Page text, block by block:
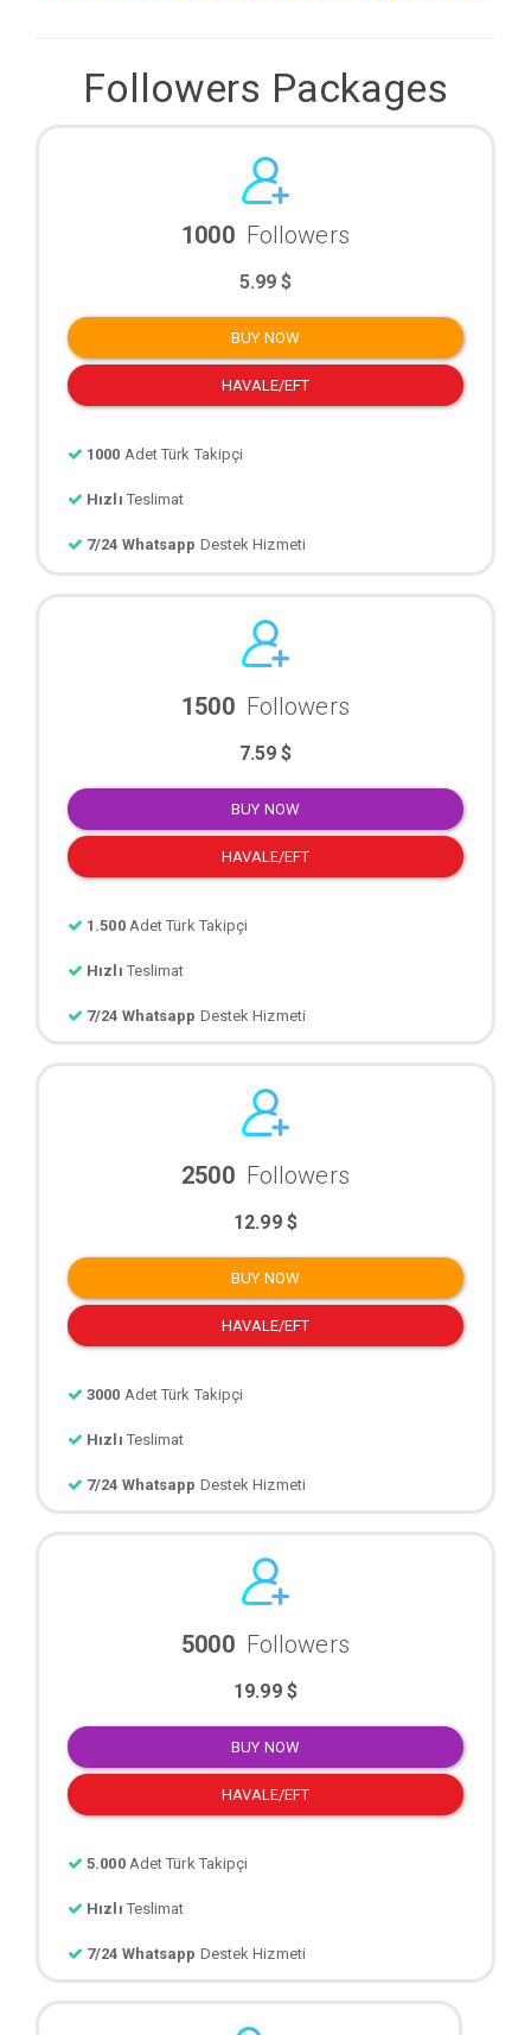
Followers Packages
1000 Followers
5.99 $
BUY NOW
HAVALE/EFT
1000 Adet Türk Takipçi
Hızlı Teslimat
7/24 Whatsapp Destek Hizmeti
1500 Followers
7.59 $
BUY NOW
HAVALE/EFT
1.500 Adet Türk Takipçi
Hızlı Teslimat
7/24 Whatsapp Destek Hizmeti
2500 Followers
12.99 $
BUY NOW
HAVALE/EFT
3000 Adet Türk Takipçi
Hızlı Teslimat
7/24 Whatsapp Destek Hizmeti
5000 Followers
19.99 $
BUY NOW
HAVALE/EFT
5.000 Adet Türk Takipçi
Hızlı Teslimat
7/24 Whatsapp Destek Hizmeti